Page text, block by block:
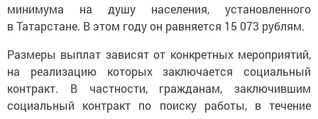
минимума на душу населения, установленного
в Татарстане. В этом году он равняется 15 073 рублям.
Размеры выплат зависят от конкретных мероприятий,
на реализацию которых заключается социальный
контракт. В частности, гражданам, заключившим
социальный контракт по поиску работы, в течение